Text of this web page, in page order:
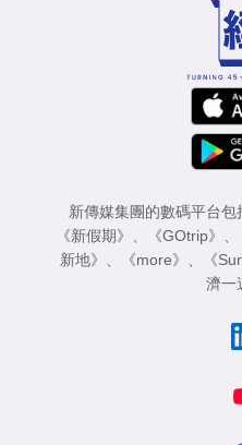
新傳媒集團的數碼平台
《新假期》
《GOtrip》
新地》
《more》 《
濟一